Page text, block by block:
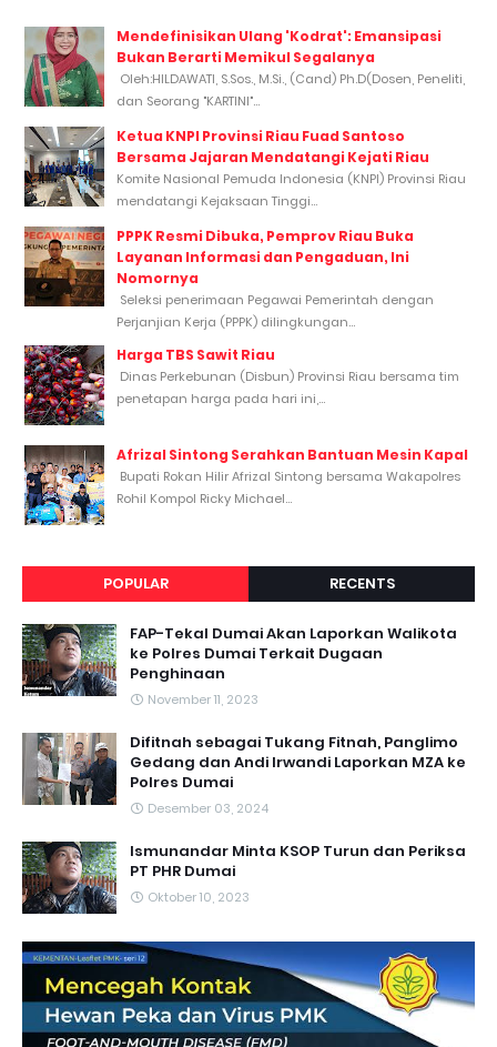
Mendefinisikan Ulang 'Kodrat': Emansipasi
Bukan Berarti Memikul Segalanya
Oleh:HILDAWATI, S.Sos., M.Si., (Cand) Ph.D(Dosen, Peneliti,
dan Seorang "KARTINI"...
Ketua KNPI Provinsi Riau Fuad Santoso
Bersama Jajaran Mendatangi Kejati Riau
Komite Nasional Pemuda Indonesia (KNPI) Provinsi Riau
mendatangi Kejaksaan Tinggi...
PPPK Resmi Dibuka, Pemprov Riau Buka
Layanan Informasi dan Pengaduan, Ini
Nomornya
Seleksi penerimaan Pegawai Pemerintah dengan
Perjanjian Kerja (PPPK) dilingkungan...
Harga TBS Sawit Riau
Dinas Perkebunan (Disbun) Provinsi Riau bersama tim
penetapan harga pada hari ini,...
Afrizal Sintong Serahkan Bantuan Mesin Kapal
Bupati Rokan Hilir Afrizal Sintong bersama Wakapolres
Rohil Kompol Ricky Michael...
POPULAR RECENTS
FAP-Tekal Dumai Akan Laporkan Walikota
ke Polres Dumai Terkait Dugaan
Penghinaan
November 11, 2023
Difitnah sebagai Tukang Fitnah, Panglimo
Gedang dan Andi Irwandi Laporkan MZA ke
Polres Dumai
Desember 03, 2024
Ismunandar Minta KSOP Turun dan Periksa
PT PHR Dumai
Oktober 10, 2023